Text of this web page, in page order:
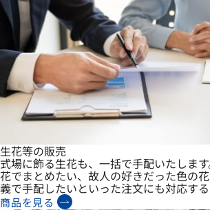
生花等の販売
式場に飾る生花も、一括で手配いたしま
花でまとめたい、故人の好きだった色の
義で手配したいといった注文にも対応する
商品を見る